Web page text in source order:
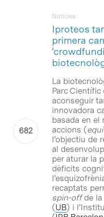
Iproteos
primera
Notícies
La
Parc Científic
aconseguir
innovadora
basada en el
accions (
l’objectiu de
al
per aturar la
dèficits
recaptats
spin-offde la
(UB) i